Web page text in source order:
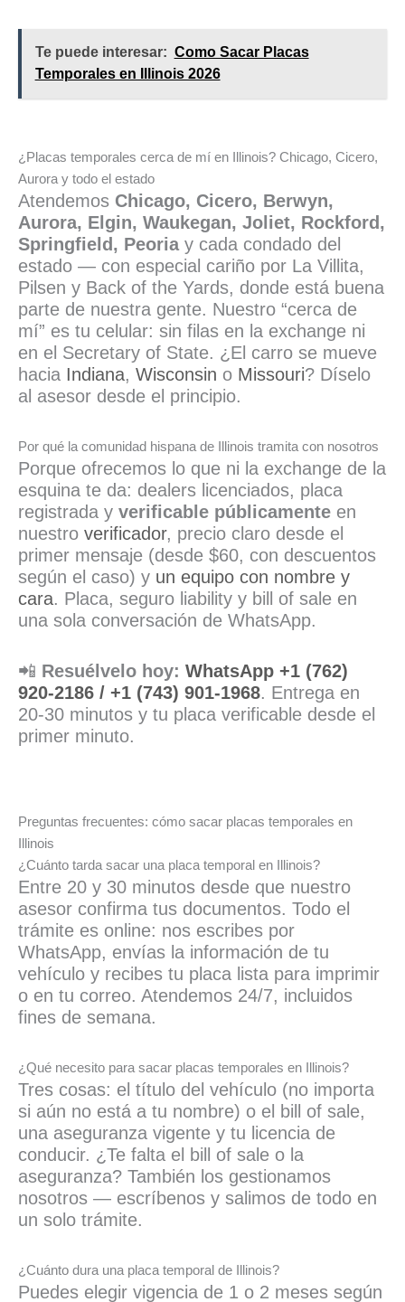
Te puede interesar: Como Sacar Placas
Temporales en Illinois 2026
¿Placas temporales cerca de mí en Illinois? Chicago, Cicero,
Aurora y todo el estado
Atendemos Chicago, Cicero, Berwyn,
Aurora, Elgin, Waukegan, Joliet, Rockford,
Springfield, Peoriay cada condado del
estado — con especial cariño por La Villita,
Pilsen y Back of the Yards, donde está buena
parte de nuestra gente. Nuestro “cerca de
mí” es tu celular: sin filas en la exchange ni
en el Secretary of State. ¿El carro se mueve
hacia Indiana, Wisconsin o Missouri? Díselo
al asesor desde el principio.
Por qué la comunidad hispana de Illinois tramita con nosotros
Porque ofrecemos lo que ni la exchange de la
esquina te da: dealers licenciados, placa
registrada y verificable públicamente en
nuestro verificador, precio claro desde el
primer mensaje (desde $60, con descuentos
según el caso) y un equipo con nombre y
cara. Placa, seguro liability y bill of sale en
una sola conversación de WhatsApp.
📲 Resuélvelo hoy: WhatsApp +1 (762)
920-2186 / +1 (743) 901-1968. Entrega en
20-30 minutos y tu placa verificable desde el
primer minuto.
Preguntas frecuentes: cómo sacar placas temporales en
Illinois
¿Cuánto tarda sacar una placa temporal en Illinois?
Entre 20 y 30 minutos desde que nuestro
asesor confirma tus documentos. Todo el
trámite es online: nos escribes por
WhatsApp, envías la información de tu
vehículo y recibes tu placa lista para imprimir
o en tu correo. Atendemos 24/7, incluidos
fines de semana.
¿Qué necesito para sacar placas temporales en Illinois?
Tres cosas: el título del vehículo (no importa
si aún no está a tu nombre) o el bill of sale,
una aseguranza vigente y tu licencia de
conducir. ¿Te falta el bill of sale o la
aseguranza? También los gestionamos
nosotros — escríbenos y salimos de todo en
un solo trámite.
¿Cuánto dura una placa temporal de Illinois?
Puedes elegir vigencia de 1 o 2 meses según